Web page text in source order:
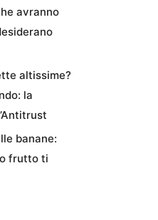
avranno
altissime?
la
banane:
frutto ti